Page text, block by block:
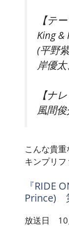
【テ
King &
(平野
岸優
【ナ
風間
こんな貴重
キンプリフ
『RIDE
Prince)
放送日 10